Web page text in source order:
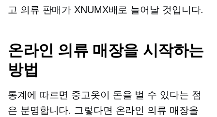
고 의류 판매가 XNUMX배로 늘어날 것입니다.
온라인 의류 매장을 시작하는
방법
통계에 따르면 중고옷이 돈을 벌 수 있다는 점
은 분명합니다. 그렇다면 온라인 의류 매장을